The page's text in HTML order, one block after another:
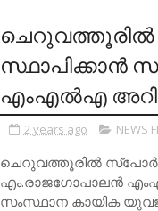
സ്ഥാപിക്കാൻ
എംഎൽഎ
2 years ago NEWS
ചെറുവത്തൂരിൽ
എം.രാജഗോപാലൻ
സംസ്ഥാന കായിക